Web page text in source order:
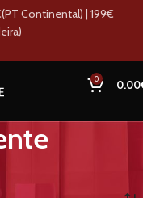
0 0.00
Continental) | 199€